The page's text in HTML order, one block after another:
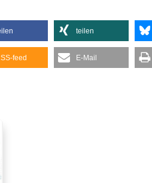
teilen
feed E-Mail